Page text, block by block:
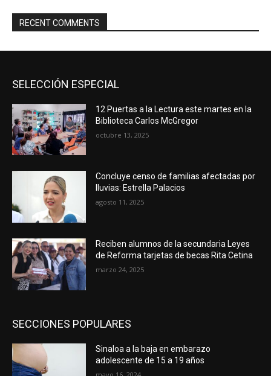
RECENT COMMENTS
SELECCIÓN ESPECIAL
12 Puertas a la Lectura este martes en la
Biblioteca Carlos McGregor
octubre 13, 2025
Concluye censo de familias afectadas por
lluvias: Estrella Palacios
agosto 11, 2025
Reciben alumnos de la secundaria Leyes
de Reforma tarjetas de becas Rita Cetina
marzo 24, 2025
SECCIONES POPULARES
Sinaloa a la baja en embarazo
adolescente de 15 a 19 años